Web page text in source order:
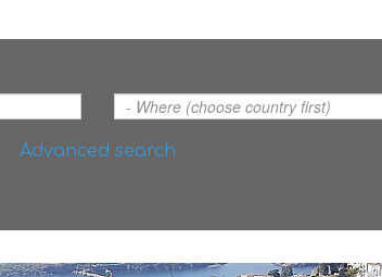
Advanced search